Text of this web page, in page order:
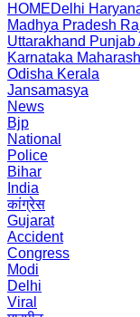
HOMEDelhi
Madhya Pradesh
Uttarakhand Punjab
Karnataka
Odisha Kerala
Jansamasya
News
Bjp
National
Police
Bihar
India
कांग्रेस
Gujarat
Accident
Congress
Modi
Delhi
Viral